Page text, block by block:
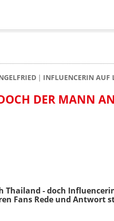
INFLUENCERIN AUF
DER MANN
Thailand - doch
Fans Rede und Antwort